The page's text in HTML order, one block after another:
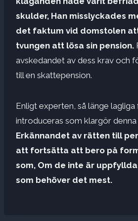
skulder, Han misslyckades
det faktum vid domstolen
tvungen att lösa sin pension.
avskedandet av dess krav och
till en skattepension.
Enligt experten, så länge
introduceras som klargör denna
Erkännandet av rätten till
att fortsätta att bero på
som, Om de inte är
som behöver det mest.